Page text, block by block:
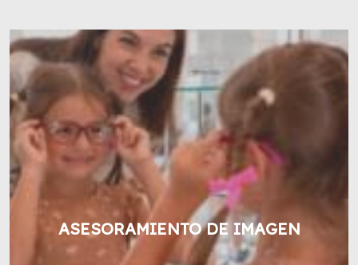
ASESORAMIENTO DE IMAGEN